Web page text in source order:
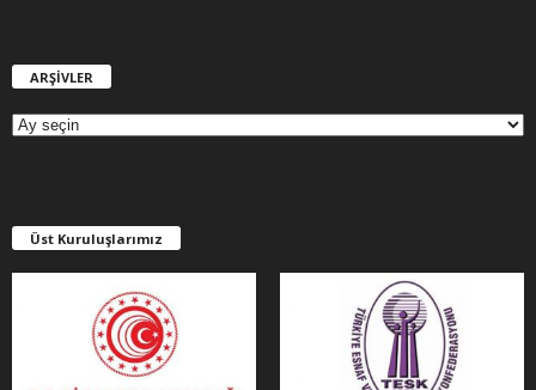
ARŞİVLER
E
R
Üst Kuruluşlarımız